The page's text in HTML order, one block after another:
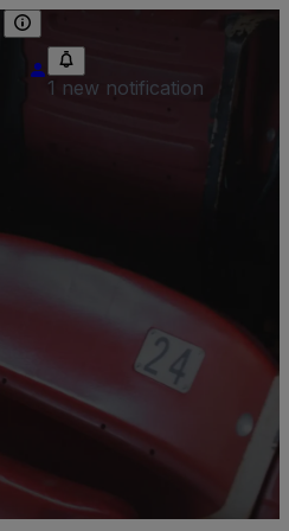
1 new notification